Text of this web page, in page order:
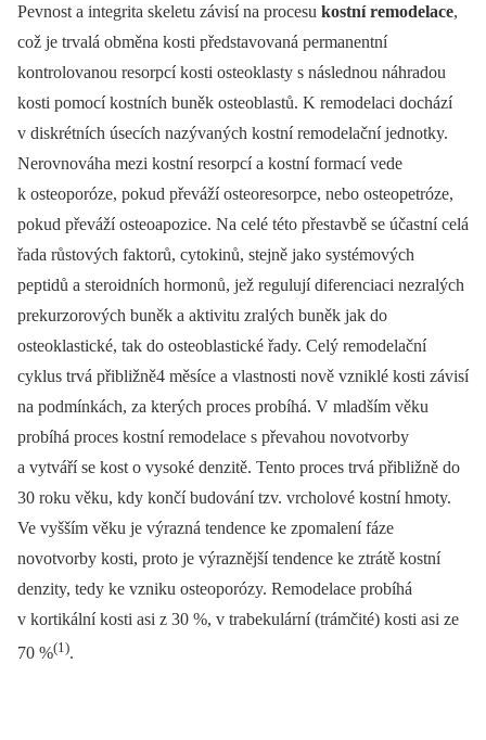
Pevnost a integrita skeletu závisí na procesu kostní remodelace,
což je trvalá obměna kosti představovaná permanentní
kontrolovanou resorpcí kosti osteoklasty s následnou náhradou
kosti pomocí kostních buněk osteoblastů. K remodelaci dochází
v diskrétních úsecích nazývaných kostní remodelační jednotky.
Nerovnováha mezi kostní resorpcí a kostní formací vede
k osteoporóze, pokud převáží osteoresorpce, nebo osteopetróze,
pokud převáží osteoapozice. Na celé této přestavbě se účastní celá
řada růstových faktorů, cytokinů, stejně jako systémových
peptidů a steroidních hormonů, jež regulují diferenciaci nezralých
prekurzorových buněk a aktivitu zralých buněk jak do
osteoklastické, tak do osteoblastické řady. Celý remodelační
cyklus trvá přibližně4 měsíce a vlastnosti nově vzniklé kosti závisí
na podmínkách, za kterých proces probíhá. V mladším věku
probíhá proces kostní remodelace s převahou novotvorby
a vytváří se kost o vysoké denzitě. Tento proces trvá přibližně do
30 roku věku, kdy končí budování tzv. vrcholové kostní hmoty.
Ve vyšším věku je výrazná tendence ke zpomalení fáze
novotvorby kosti, proto je výraznější tendence ke ztrátě kostní
denzity, tedy ke vzniku osteoporózy. Remodelace probíhá
v kortikální kosti asi z 30 %, v trabekulární (trámčité) kosti asi ze
70 %(1).